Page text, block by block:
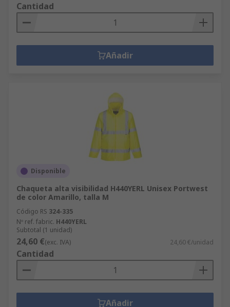
Cantidad
Añadir
Disponible
Chaqueta alta visibilidad H440YERL Unisex Portwest
de color Amarillo, talla M
Código RS 324-335
Nº ref. fabric. H440YERL
Subtotal (1 unidad)
24,60 €(exc. IVA) 24,60 €/unidad
Cantidad
Añadir